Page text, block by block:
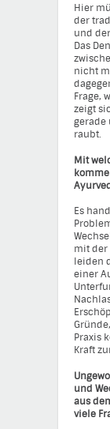
Hier
der
und
Das
nicht
Frage,
zeigt
gerade
raubt.
Mit
Es
mit der
leiden
einer
Praxis
Kraft
und
aus
viele